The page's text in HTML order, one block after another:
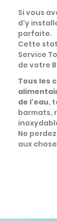
Si vous
d'y
parfaite.
Cette
Service
de votre
Tous les
de l'eau,
barmats,
Ne
aux